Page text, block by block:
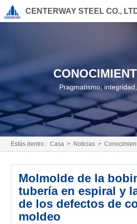
CENTERWAY STEEL CO.,
TUBERÍAS
Pragmatismo,
Estás dentro :Casa > Noticias >
Molmolde de la
tubería en espiral y
de los defectos de
moldeo